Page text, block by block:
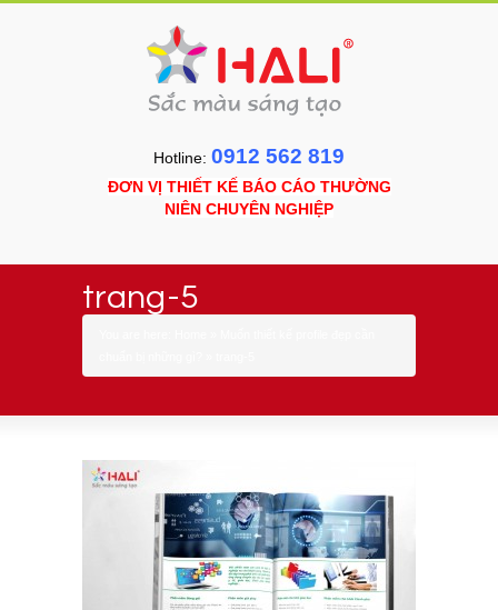
Hotline: 0912 562 819
ĐƠN VỊ THIẾT KẾ BÁO CÁO THƯỜNG
NIÊN CHUYÊN NGHIỆP
trang-5